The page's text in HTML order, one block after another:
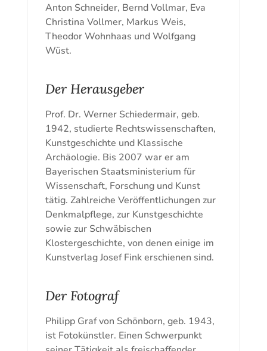
Anton Schneider, Bernd Vollmar, Eva
Christina Vollmer, Markus Weis,
Theodor Wohnhaas und Wolfgang
Wüst.
Der Herausgeber
Prof. Dr. Werner Schiedermair, geb.
1942, studierte Rechtswissenschaften,
Kunstgeschichte und Klassische
Archäologie. Bis 2007 war er am
Bayerischen Staatsministerium für
Wissenschaft, Forschung und Kunst
tätig. Zahlreiche Veröffentlichungen zur
Denkmalpflege, zur Kunstgeschichte
sowie zur Schwäbischen
Klostergeschichte, von denen einige im
Kunstverlag Josef Fink erschienen sind.
Der Fotograf
Philipp Graf von Schönborn, geb. 1943,
ist Fotokünstler. Einen Schwerpunkt